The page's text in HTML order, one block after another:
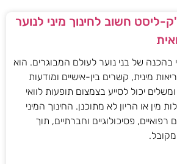
ליסט חשוב לחינוך מיני לנוער
בהכנה של בני נוער לעולם המבוגרים. הוא
מינית, קשרים בין-אישיים ומודעות
יכול לסייע בצמצום תופעות לוואי
מין או הריון לא מתוכנן. החינוך המיני
פסיכולוגיים וחברתיים, תוך